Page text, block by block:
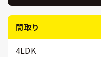
間取り
4LDK